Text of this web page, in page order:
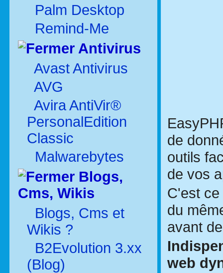
Palm Desktop
Remind-Me
Antivirus
Avast Antivirus
AVG
Avira AntiVir®
PersonalEdition
Classic
Malwarebytes
Blogs,
Cms, Wikis
Blogs, Cms et
Wikis ?
B2Evolution 3.xx
(Blog)
de
outils
de vos
C'est
du
avant
web